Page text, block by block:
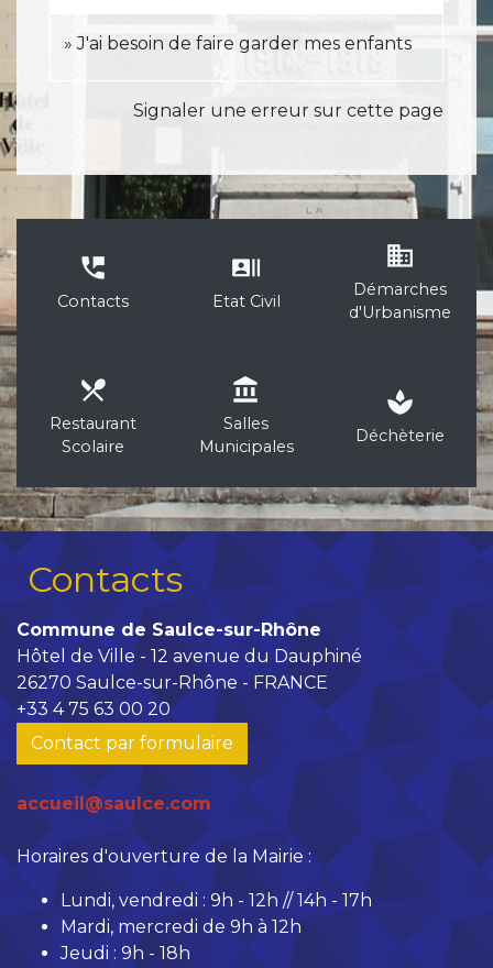
J'ai besoin de faire garder mes enfants
Signaler une erreur sur cette page
perm_phone_msg
Contacts
recent_actors
Etat Civil
business
Démarches
d'Urbanisme
local_dining
Restaurant
Scolaire
account_balance
Salles
Municipales
spa
Déchèterie
Contacts
Commune de Saulce-sur-Rhône
Hôtel de Ville - 12 avenue du Dauphiné
26270 Saulce-sur-Rhône - FRANCE
+33 4 75 63 00 20
Contact par formulaire
accueil@saulce.com
Horaires d'ouverture de la Mairie :
Lundi, vendredi : 9h - 12h // 14h - 17h
Mardi, mercredi de 9h à 12h
Jeudi : 9h - 18h